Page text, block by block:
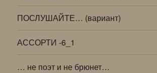
ПОСЛУШАЙТЕ… (вариант)
АССОРТИ -6_1
… не поэт и не брюнет…